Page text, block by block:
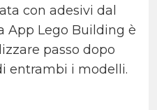
con adesivi dal
App Lego Building è
passo dopo
entrambi i modelli.